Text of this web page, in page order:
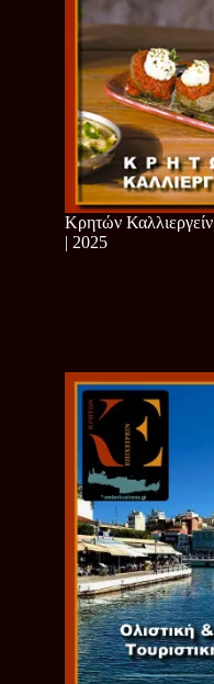
Κρητών Καλλιεργείν
| 2025